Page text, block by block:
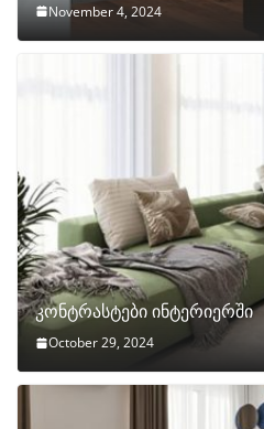
November 4, 2024
კონტრასტები ინტერიერში
October 29, 2024